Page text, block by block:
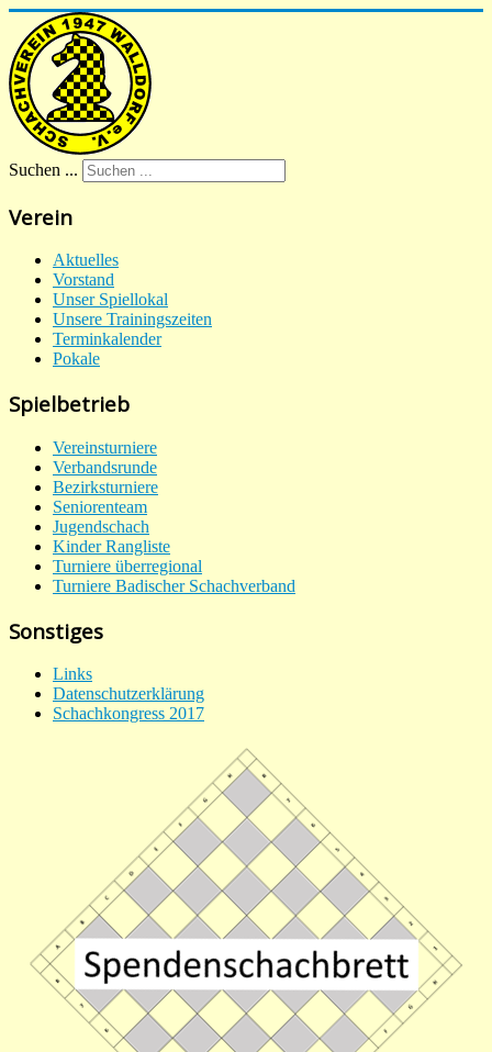
Suchen ...
Verein
Aktuelles
Vorstand
Unser Spiellokal
Unsere Trainingszeiten
Terminkalender
Pokale
Spielbetrieb
Vereinsturniere
Verbandsrunde
Bezirksturniere
Seniorenteam
Jugendschach
Kinder Rangliste
Turniere überregional
Turniere Badischer Schachverband
Sonstiges
Links
Datenschutzerklärung
Schachkongress 2017